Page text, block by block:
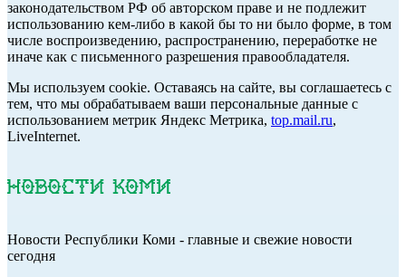
законодательством РФ об авторском праве и не подлежит
использованию кем-либо в какой бы то ни было форме, в том
числе воспроизведению, распространению, переработке не
иначе как с письменного разрешения правообладателя.
Мы используем cookie. Оставаясь на сайте, вы соглашаетесь с
тем, что мы обрабатываем ваши персональные данные с
использованием метрик Яндекс Метрика, top.mail.ru,
LiveInternet.
Новости Республики Коми - главные и свежие новости
сегодня